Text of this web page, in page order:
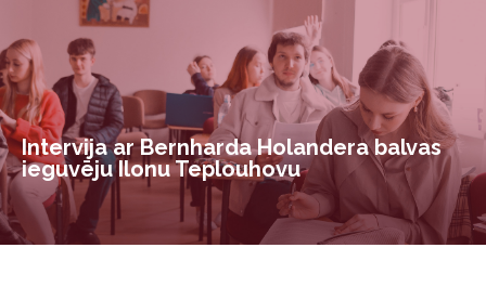
Intervija ar Bernharda Holandera balvas
ieguvēju Ilonu Teplouhovu